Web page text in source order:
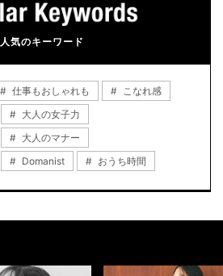
人気のキーワード
仕事もおしゃれも
こなれ感
大人の女子力
大人のマナー
Domanist おうち時間